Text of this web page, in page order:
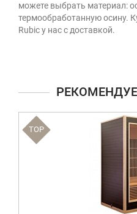
можете выбрать материал:
термообработанную осину.
Rubic у нас с доставкой.
TOP